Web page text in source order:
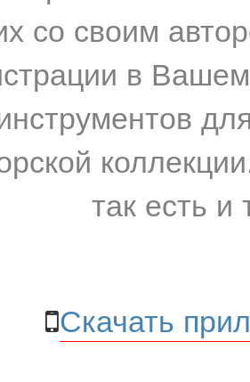
со своим
в
так есть и
Скачать